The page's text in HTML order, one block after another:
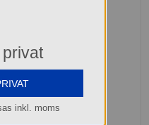
inkl. moms